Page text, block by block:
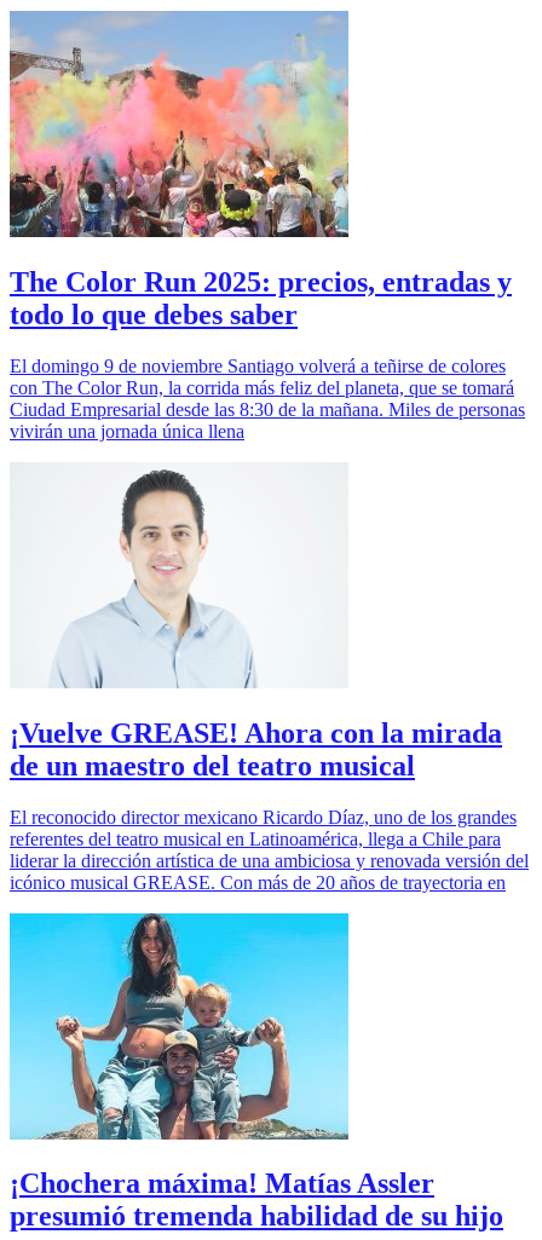
The Color Run 2025: precios, entradas y
todo lo que debes saber
El domingo 9 de noviembre Santiago volverá a teñirse de colores
con The Color Run, la corrida más feliz del planeta, que se tomará
Ciudad Empresarial desde las 8:30 de la mañana. Miles de personas
vivirán una jornada única llena
¡Vuelve GREASE! Ahora con la mirada
de un maestro del teatro musical
El reconocido director mexicano Ricardo Díaz, uno de los grandes
referentes del teatro musical en Latinoamérica, llega a Chile para
liderar la dirección artística de una ambiciosa y renovada versión del
icónico musical GREASE. Con más de 20 años de trayectoria en
¡Chochera máxima! Matías Assler
presumió tremenda habilidad de su hijo